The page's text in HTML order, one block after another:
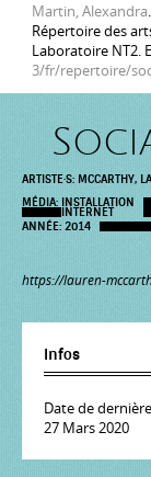
Martin, Alexandra
Répertoire des
Laboratoire NT2.
3/fr/repertoire/
ARTISTE·S: MCCARTHY,
MÉDIA:
INSTALLATION
INTERNET
ANNÉE: 2014
https://lauren-
Infos
Date de
27 Mars 2020